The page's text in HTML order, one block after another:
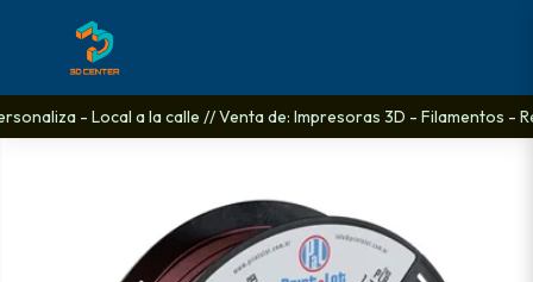
- Local a la calle // Venta de: Impresoras 3D - Filamentos -